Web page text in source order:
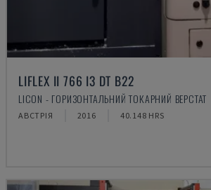
LIFLEX II 766 I3 DT B22
LICON - ГОРИЗОНТАЛЬНИЙ ТОКАРНИЙ ВЕРСТАТ
АВСТРІЯ 2016 40.148 HRS